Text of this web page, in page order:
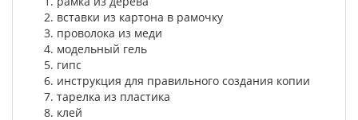
вставки из картона в рамочку
проволока из меди
модельный гель
гипс
инструкция для правильного создания копии
тарелка из пластика
клей